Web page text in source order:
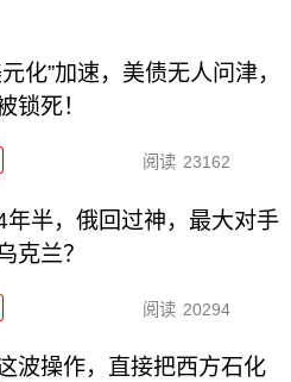
化”加速，美债无人问津，
锁死！
阅读 23162
年半，俄回过神，最大对手
克兰？
阅读 20294
波操作，直接把西方石化